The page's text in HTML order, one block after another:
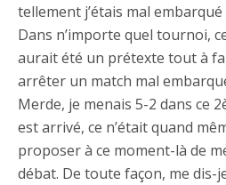
tellement j’étais mal
Dans n’importe quel tournoi,
aurait été un prétexte tout à
arrêter un match mal
Merde, je menais 5-2 dans ce
est arrivé, ce n’était quand
proposer à ce moment-là de
débat. De toute façon, me dis-